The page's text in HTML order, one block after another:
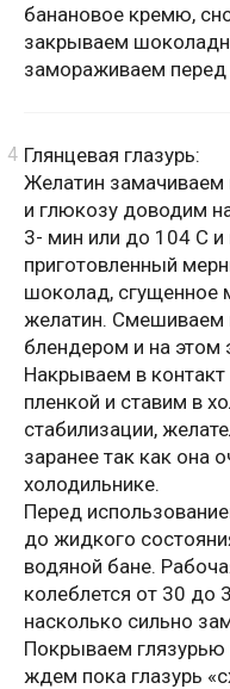
банановое кремю,
закрываем
замораживаем
Глянцевая глазурь:
Желатин замачиваем
и глюкозу доводим
3- мин или до 104 С
приготовленный
шоколад, сгущенное
желатин. Смешиваем
блендером и на этом
Накрываем в
пленкой и ставим в
стабилизации,
заранее так как она
холодильнике.
Перед
до жидкого
водяной бане.
колеблется от 30 до
насколько сильно
Покрываем
ждем пока глазурь